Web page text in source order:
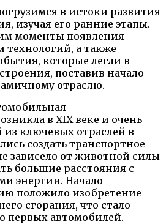
в истоки развития
изучая его ранние этапы.
моменты появления
технологий, а также
которые легли в
поставив начало
отраслю.
в XIX веке и очень
из ключевых отраслей в
создать транспортное
зависело от животной силы
большие расстояния с
энергии. Начало
положило изобретение
сгорания, что стало
первых автомобилей.